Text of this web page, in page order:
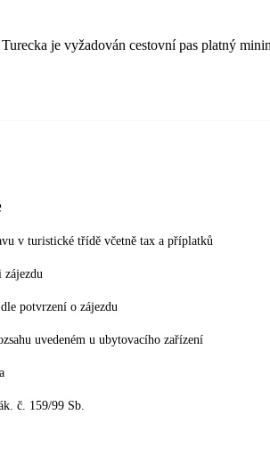
je vyžadován cestovní pas platný
v turistické třídě včetně tax a příplatků
potvrzení o zájezdu
uvedeném u ubytovacího zařízení
č. 159/99 Sb.